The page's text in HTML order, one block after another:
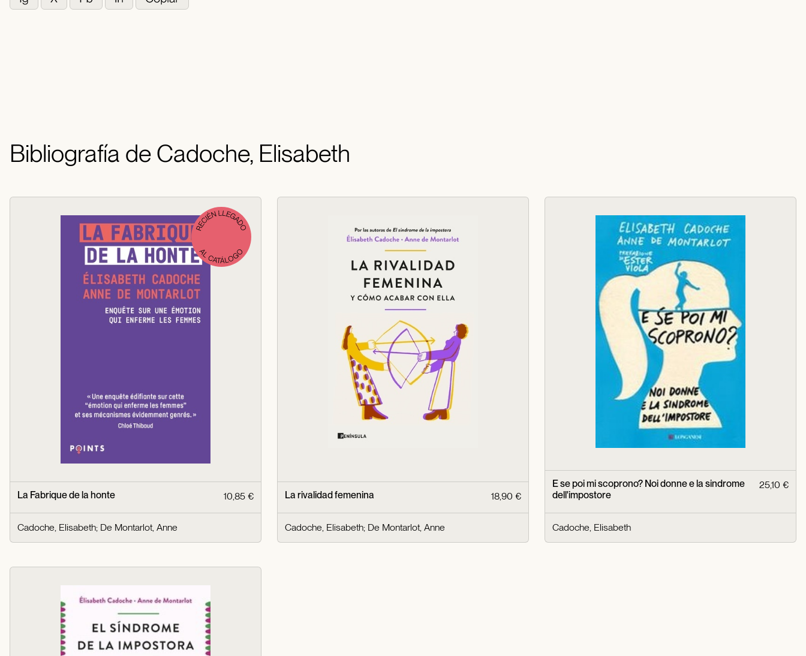
Bibliografía de Cadoche, Elisabeth
La Fabrique de la honte 10,85 €
Cadoche, Elisabeth; De Montarlot, Anne
La rivalidad femenina 18,90 €
Cadoche, Elisabeth; De Montarlot, Anne
E se poi mi scoprono? Noi donne e la sindrome
dell'impostore
25,10 €
Cadoche, Elisabeth